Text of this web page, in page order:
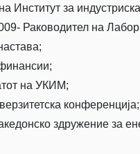
Институт за
Раководител на
на УКИМ;
конференција;
здружение за